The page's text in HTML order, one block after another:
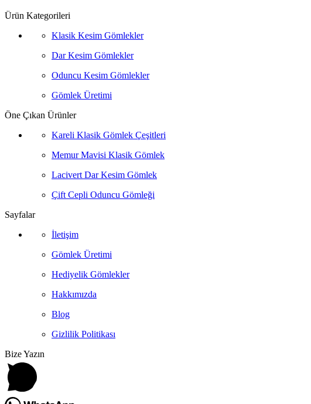
Ürün Kategorileri
Klasik Kesim Gömlekler
Dar Kesim Gömlekler
Oduncu Kesim Gömlekler
Gömlek Üretimi
Öne Çıkan Ürünler
Kareli Klasik Gömlek Çeşitleri
Memur Mavisi Klasik Gömlek
Lacivert Dar Kesim Gömlek
Çift Cepli Oduncu Gömleği
Sayfalar
İletişim
Gömlek Üretimi
Hediyelik Gömlekler
Hakkımızda
Blog
Gizlilik Politikası
Bize Yazın